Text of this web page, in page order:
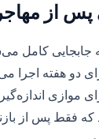
پس از
جابجایی کامل
دو هفته اجرا
موازی